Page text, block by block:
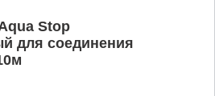
Stop
для соединения